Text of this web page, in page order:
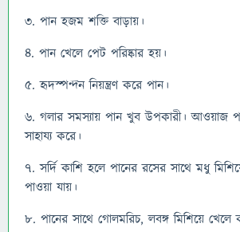
৩. পান হজম শক্তি বাড়ায়।
৪. পান খেলে পেট পরিষ্কার হয়।
৫. হৃদস্পন্দন নিয়ন্ত্রণ করে পান।
৬. গলার সমস্যায় পান খুব উপকারী। আওয়াজ
সাহায্য করে।
৭. সর্দি কাশি হলে পানের রসের সাথে মধু
পাওয়া যায়।
৮. পানের সাথে গোলমরিচ, লবঙ্গ মিশিয়ে খেলে